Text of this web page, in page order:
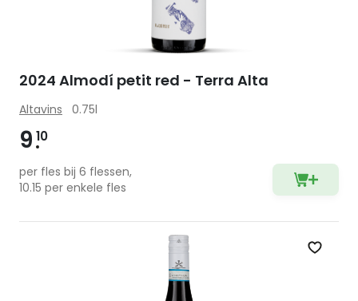
2024 Almodí petit red - Terra Alta
Altavins 0.75l
9 10
per fles bij 6 flessen,
10.15 per enkele fles
Zet